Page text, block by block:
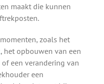
maakt die kunnen
zoals het
, het opbouwen van een
een verandering van
een